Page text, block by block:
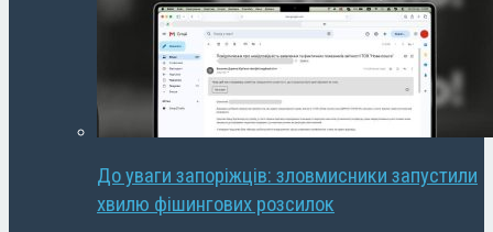
До уваги запоріжців: зловмисники запустили
хвилю фішингових розсилок